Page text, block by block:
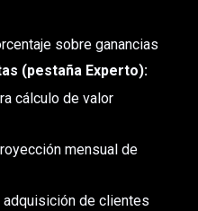
sobre ganancias
(pestaña Experto):
cálculo de valor
mensual de
adquisición de clientes